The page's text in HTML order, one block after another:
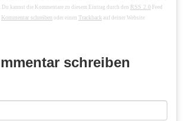
Du kannst die Kommentare zu diesem Eintrag durch den RSS 2.0 Feed
Kommentar schreiben oder einen Trackback auf deiner Website
schreiben